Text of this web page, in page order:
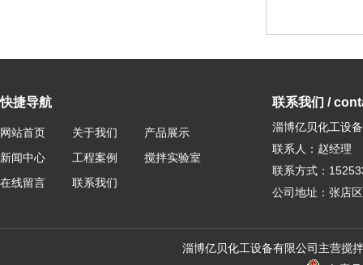
快捷导航
网站首页 关于我们
产品展示
新闻中心
工程案例
搅拌实验室
在线留言
联系我们
联系我们 /
淄博亿贝化工设
联系人：赵经理
联系方式：
公司地址：张店
淄博亿贝化工设备有限公司主营搅